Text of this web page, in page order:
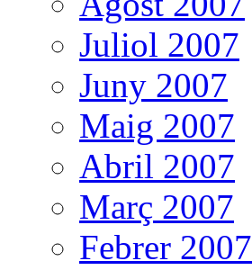
Juliol 2007
Juny 2007
Maig 2007
Abril 2007
Març 2007
Febrer 2007